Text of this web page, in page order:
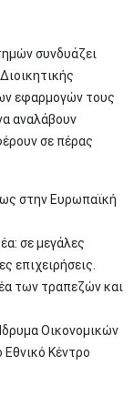
συνδυάζει
εφαρμογών τους
αναλάβουν
σε πέρας
στην Ευρωπαϊκή
σε μεγάλες
επιχειρήσεις.
των τραπεζών και
Οικονομικών
Εθνικό Κέντρο